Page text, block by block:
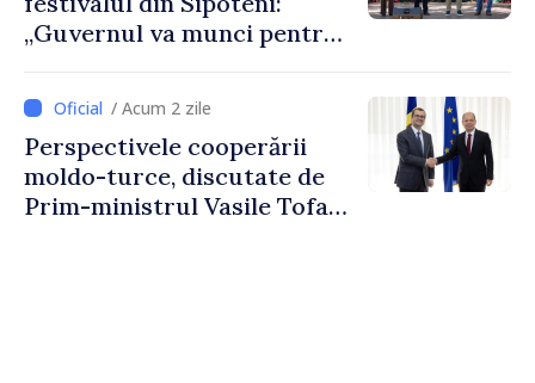
„Guvernul va munci pentru
comunitate și toți
moldovenii să prospere”
/ Acum 2 zile
Perspectivele cooperării
moldo-turce, discutate de
Prim-ministrul Vasile Tofan